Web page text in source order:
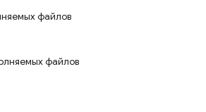
файлов
файлов